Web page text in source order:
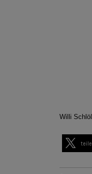
Willi